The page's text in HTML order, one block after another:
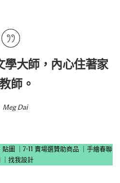
學大師，內心住著家
師。
Meg Dai
貼圖 7-11 賣場選贊助商品
手繪春聯
找我設計